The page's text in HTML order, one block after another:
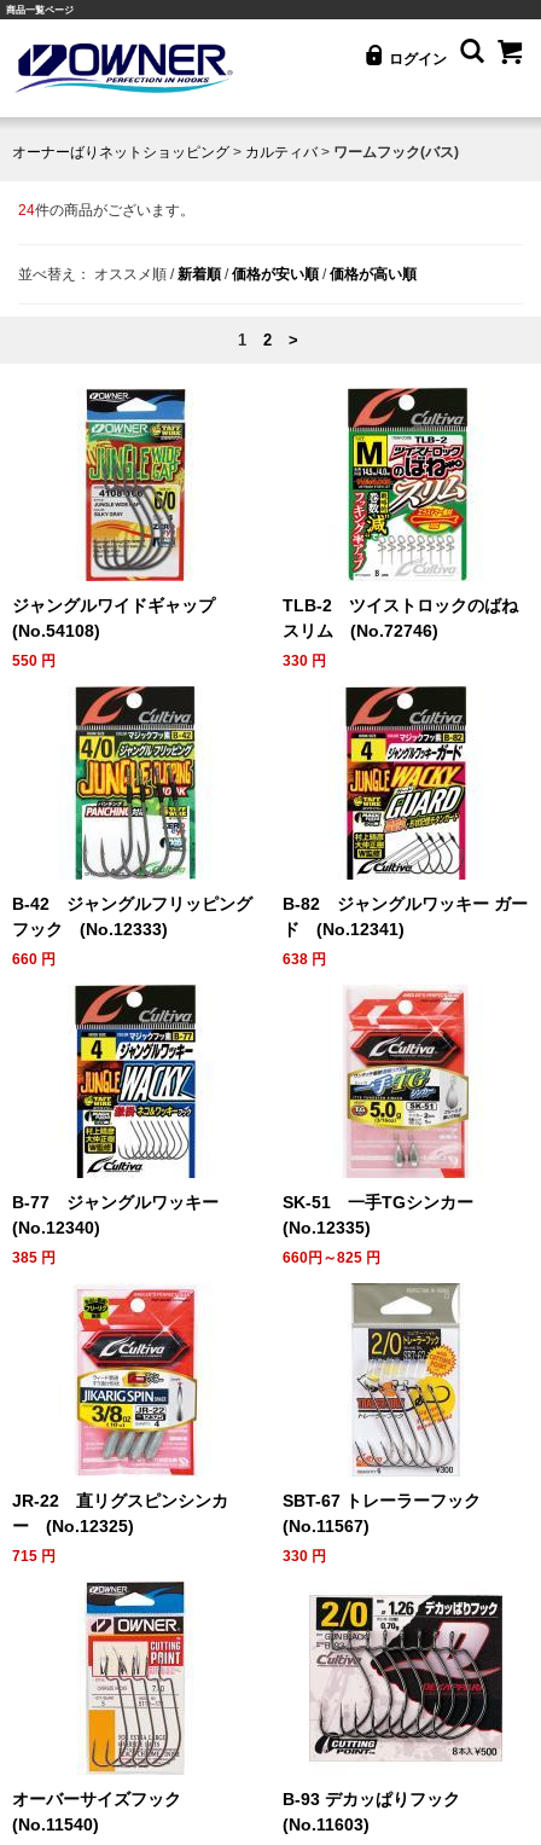
商品一覧ページ
ログイン
オーナーばりネットショッピング > カルティバ> ワームフック(バス)
24件の商品がございます。
並べ替え： オススメ順 /新着順 /価格が安い順 /価格が高い順
1 2 >
ジャングルワイドギャップ
(No.54108)
550 円
TLB-2 ツイストロックのばね
スリム (No.72746)
330 円
B-42 ジャングルフリッピング
フック (No.12333)
660 円
B-82 ジャングルワッキー ガー
ド (No.12341)
638 円
B-77 ジャングルワッキー
(No.12340)
385 円
SK-51 一手TGシンカー
(No.12335)
660円～825 円
JR-22 直リグスピンシンカ
ー (No.12325)
715 円
SBT-67 トレーラーフック
(No.11567)
330 円
オーバーサイズフック
(No.11540)
B-93 デカッぱりフック
(No.11603)